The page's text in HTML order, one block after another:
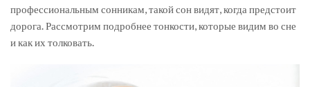
профессиональным сонникам, такой сон видят, когда предстоит
дорога. Рассмотрим подробнее тонкости, которые видим во сне
и как их толковать.